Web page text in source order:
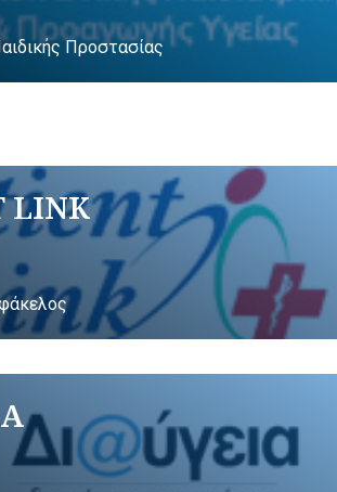
Προστασίας
LINK